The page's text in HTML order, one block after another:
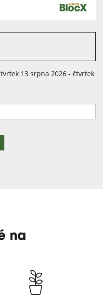
13 srpna 2026 - čtvrtek
na